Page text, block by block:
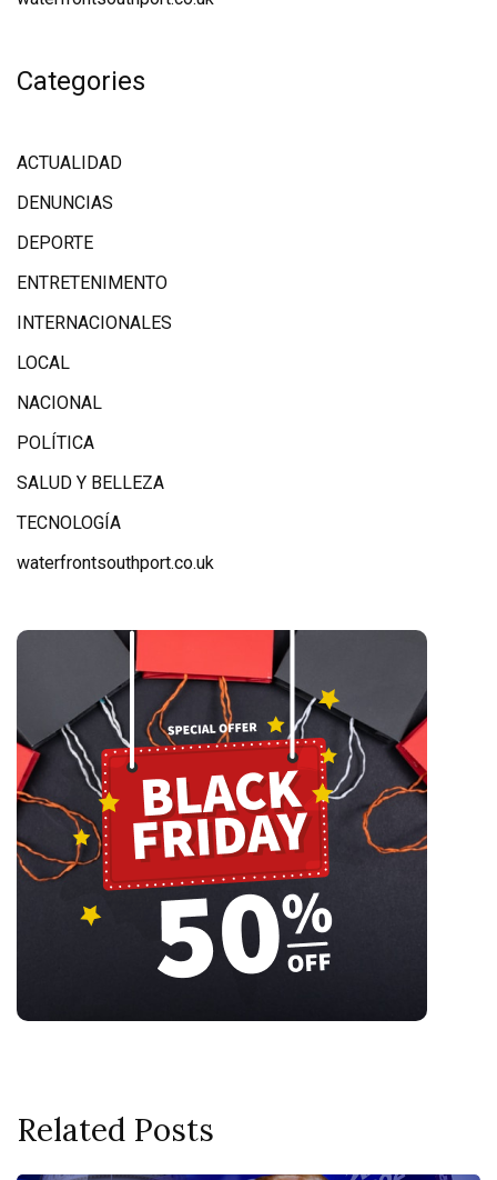
Categories
ACTUALIDAD
DENUNCIAS
DEPORTE
ENTRETENIMENTO
INTERNACIONALES
LOCAL
NACIONAL
POLÍTICA
SALUD Y BELLEZA
TECNOLOGÍA
waterfrontsouthport.co.uk
Related Posts